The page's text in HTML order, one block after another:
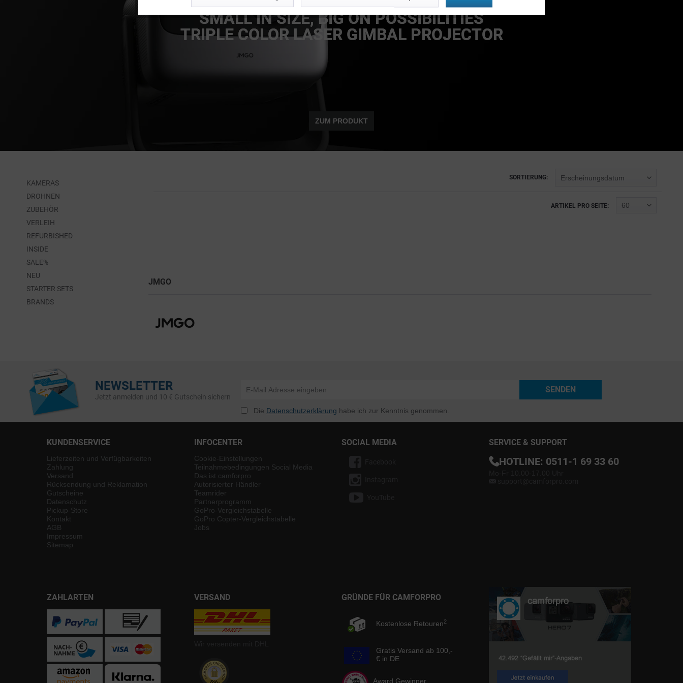
SMALL IN SIZE, BIG ON POSSIBILITIES
TRIPLE COLOR LASER GIMBAL PROJECTOR
ZUM PRODUKT
KAMERAS
DROHNEN
ZUBEHÖR
VERLEIH
REFURBISHED
INSIDE
SALE%
NEU
STARTER SETS
BRANDS
SORTIERUNG:
ARTIKEL PRO SEITE:
JMGO
NEWSLETTER
Jetzt anmelden und 10 € Gutschein sichern
SENDEN
Die Datenschutzerklärung habe ich zur Kenntnis genommen.
KUNDENSERVICE
Lieferzeiten und Verfügbarkeiten
Zahlung
Versand
Rücksendung und Reklamation
Gutscheine
Datenschutz
Pickup-Store
Kontakt
AGB
Impressum
Sitemap
INFOCENTER
Cookie-Einstellungen
Teilnahmebedingungen Social Media
Das ist camforpro
Autorisierter Händler
Teamrider
Partnerprogramm
GoPro-Vergleichstabelle
GoPro Copter-Vergleichstabelle
Jobs
SOCIAL MEDIA SERVICE & SUPPORT
HOTLINE: 0511-1 69 33 60
ZAHLARTEN VERSAND GRÜNDE FÜR CAMFORPRO
Kostenlose Retouren2
Gratis Versand ab 100,-
€ in DE
Award Gewinner
Service Inaktiv